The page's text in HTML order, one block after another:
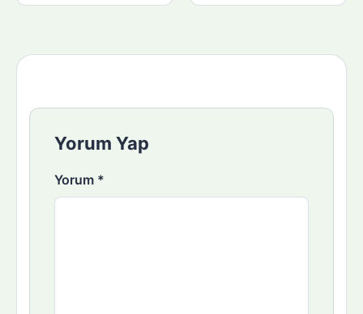
Yorum Yap
Yorum *